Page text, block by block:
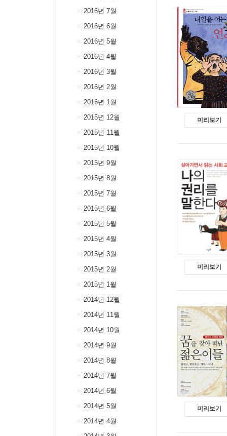
2016년 7월
2016년 6월
2016년 5월
2016년 4월
2016년 3월
2016년 2월
2016년 1월
2015년 12월
2015년 11월
2015년 10월
2015년 9월
2015년 8월
2015년 7월
2015년 6월
2015년 5월
2015년 4월
2015년 3월
2015년 2월
2015년 1월
2014년 12월
2014년 11월
2014년 10월
2014년 9월
2014년 8월
2014년 7월
2014년 6월
2014년 5월
2014년 4월
미리보기
미리보기
미리보기